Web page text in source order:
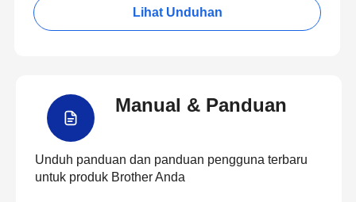
Lihat Unduhan
Manual & Panduan
Unduh panduan dan panduan pengguna terbaru
untuk produk Brother Anda